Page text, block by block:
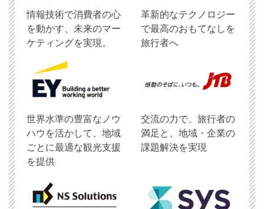
情報技術で消費者の心
を動かす、未来のマー
ケティングを実現。
革新的なテクノロジー
で最高のおもてなしを
旅行者へ
世界水準の豊富なノウ
ハウを活かして、地域
ごとに最適な観光支援
を提供
交流の力で、旅行者の
満足と、地域・企業の
課題解決を実現